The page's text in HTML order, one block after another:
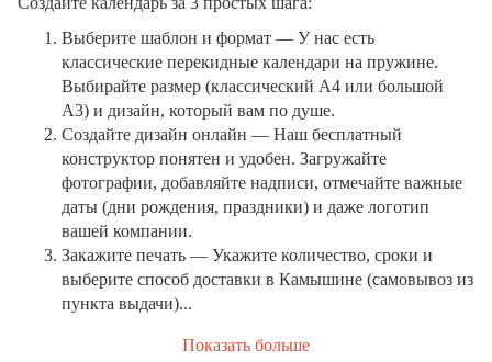
Выберите шаблон и формат — У нас есть
классические перекидные календари на пружине.
Выбирайте размер (классический A4 или большой
A3) и дизайн, который вам по душе.
Создайте дизайн онлайн — Наш бесплатный
конструктор понятен и удобен. Загружайте
фотографии, добавляйте надписи, отмечайте важные
даты (дни рождения, праздники) и даже логотип
вашей компании.
Закажите печать — Укажите количество, сроки и
выберите способ доставки в Камышине (самовывоз из
пункта выдачи)...
Показать больше